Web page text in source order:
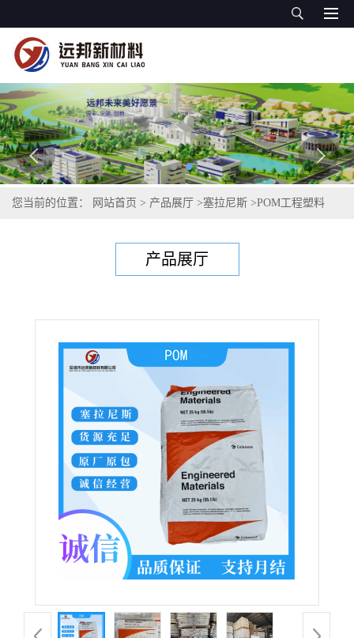
您当前的位置： 网站首页 > 产品展厅 >塞拉尼斯 >POM工程塑料
产品展厅